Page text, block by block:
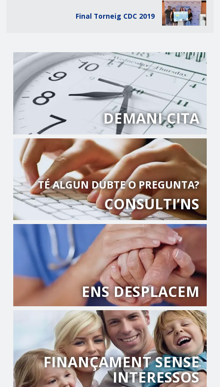
Final Torneig CDC 2019
DEMANI CITA
TÉ ALGUN DUBTE O PREGUNTA?
CONSULTI’NS
ENS DESPLACEM
FINANÇAMENT SENSE
INTERESSOS